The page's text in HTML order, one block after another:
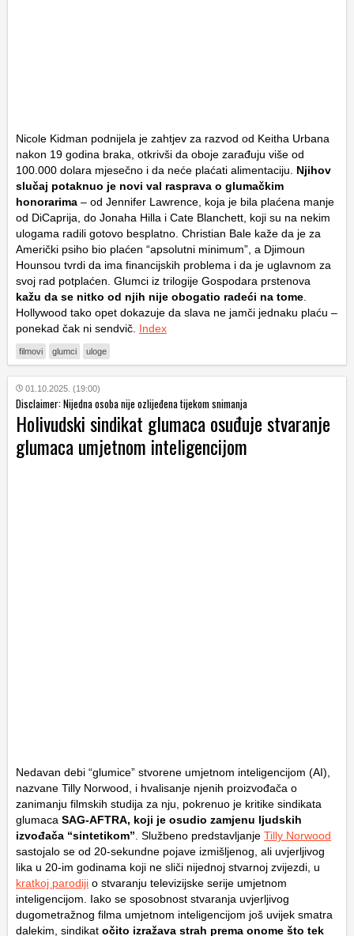
Nicole Kidman podnijela je zahtjev za razvod od Keitha Urbana
nakon 19 godina braka, otkrivši da oboje zarađuju više od
100.000 dolara mjesečno i da neće plaćati alimentaciju.
Njihov
slučaj potaknuo je novi val rasprava o glumačkim
honorarima – od Jennifer Lawrence, koja je bila plaćena manje
od DiCaprija, do Jonaha Hilla i Cate Blanchett, koji su na nekim
ulogama radili gotovo besplatno. Christian Bale kaže da je za
Američki psiho bio plaćen “apsolutni minimum”, a Djimoun
Hounsou tvrdi da ima financijskih problema i da je uglavnom za
svoj rad potplaćen. Glumci iz trilogije Gospodara prstenova
kažu da se nitko od njih nije obogatio radeći na tome
Hollywood tako opet dokazuje da slava ne jamči jednaku plaću –
ponekad čak ni sendvič. Index
filmovi glumci uloge
01.10.2025. (19:00)
Disclaimer: Nijedna osoba nije ozlijeđena tijekom snimanja
Holivudski sindikat glumaca osuđuje stvaranje
glumaca umjetnom inteligencijom
Nedavan debi “glumice” stvorene umjetnom inteligencijom (AI),
nazvane Tilly Norwood, i hvalisanje njenih proizvođača o
zanimanju filmskih studija za nju, pokrenuo je kritike sindikata
glumaca SAG-AFTRA, koji je osudio zamjenu ljudskih
izvođača “sintetikom” . Službeno predstavljanje Tilly Norwood
sastojalo se od 20-sekundne pojave izmišljenog, ali uvjerljivog
lika u 20-im godinama koji ne sliči nijednoj stvarnoj zvijezdi, u
kratkoj parodiji o stvaranju televizijske serije umjetnom
inteligencijom. Iako se sposobnost stvaranja uvjerljivog
dugometražnog filma umjetnom inteligencijom još uvijek smatra
dalekim, sindikat očito izražava strah prema onome što tek